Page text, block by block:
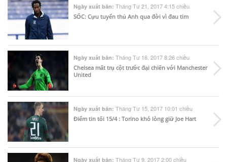
Ngày xuất bản: Tháng Tư 21, 2017 4:15 chiều
SỐC: Cựu tuyển thủ Anh qua đời vì đau tim
Ngày xuất bản: Tháng Tư 16, 2017 8:26 chiều
Chelsea mất trụ cột trước đại chiến với Manchester
United
Ngày xuất bản: Tháng Tư 15, 2017 10:01 chiều
Điểm tin tối 15/4 : Torino khó lòng giữ Joe Hart
Ngày xuất bản: Tháng Tư 9, 2017 2:00 chiều